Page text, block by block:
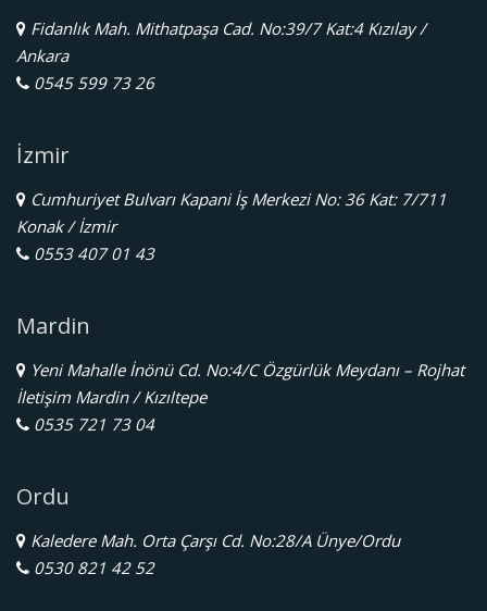
Fidanlık Mah. Mithatpaşa Cad. No:39/7 Kat:4 Kızılay /
Ankara
0545 599 73 26
İzmir
Cumhuriyet Bulvarı Kapani İş Merkezi No: 36 Kat: 7/711
Konak / İzmir
0553 407 01 43
Mardin
Yeni Mahalle İnönü Cd. No:4/C Özgürlük Meydanı – Rojhat
İletişim Mardin / Kızıltepe
0535 721 73 04
Ordu
Kaledere Mah. Orta Çarşı Cd. No:28/A Ünye/Ordu
0530 821 42 52